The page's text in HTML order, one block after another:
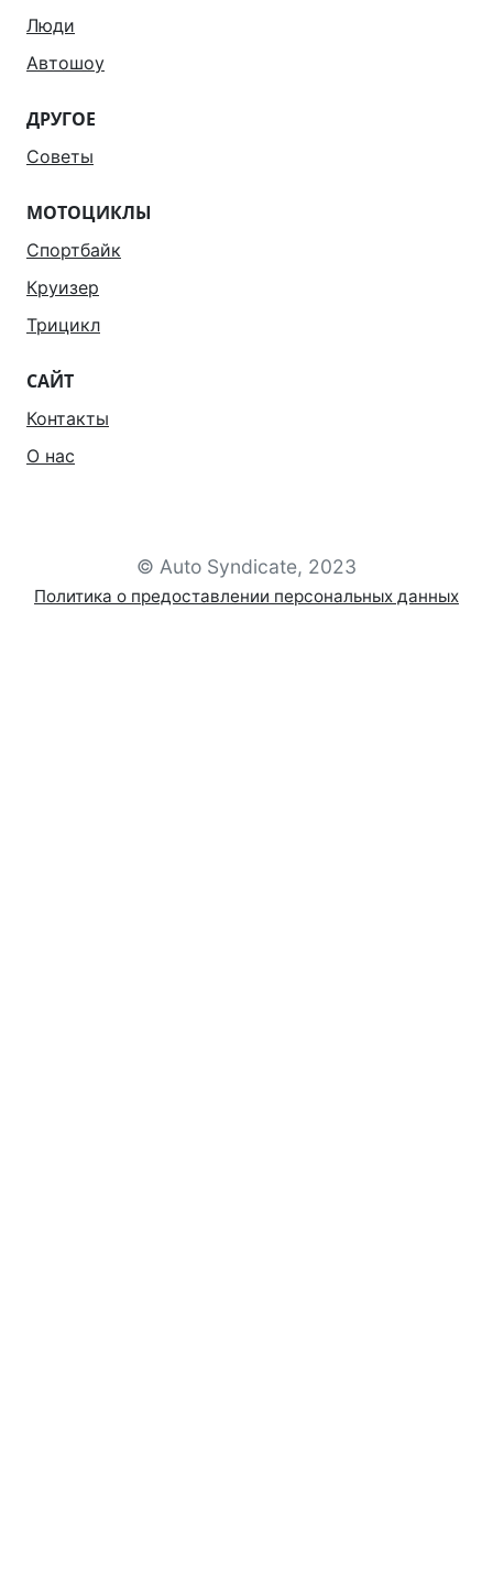
Люди
Автошоу
ДРУГОЕ
Советы
МОТОЦИКЛЫ
Спортбайк
Круизер
Трицикл
САЙТ
Контакты
О нас
© Auto Syndicate, 2023
Политика о предоставлении персональных данных